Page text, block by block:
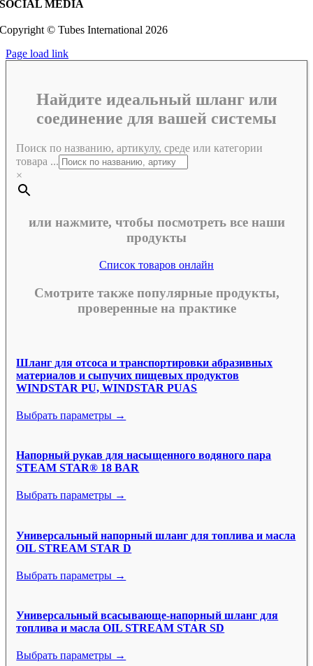
SOCIAL MEDIA
Copyright © Tubes International 2026
Page load link
Найдите идеальный шланг или
соединение для вашей системы
Поиск по названию, артикулу, среде или категории
товара ...
×
или нажмите, чтобы посмотреть все наши
продукты
Список товаров онлайн
Смотрите также популярные продукты,
проверенные на практике
Шланг для отсоса и транспортировки абразивных
материалов и сыпучих пищевых продуктов
WINDSTAR PU, WINDSTAR PUAS
Выбрать параметры →
Напорный рукав для насыщенного водяного пара
STEAM STAR® 18 BAR
Выбрать параметры →
Универсальный напорный шланг для топлива и масла
OIL STREAM STAR D
Выбрать параметры →
Универсальный всасывающе-напорный шланг для
топлива и масла OIL STREAM STAR SD
Выбрать параметры →